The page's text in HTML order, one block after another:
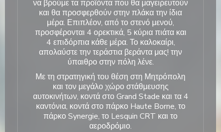
να βρούμε τα προϊόντα που θα μαγειρευτούν
και θα προσφερθούν στην πλάκα την ίδια
μέρα. Επιπλέον, από το στενό μενού,
προσφέρονται 4 ορεκτικά, 5 κύρια πιάτα και
4 επιδόρπια κάθε μέρα. Το καλοκαίρι,
απολαύστε την τεράστια βεράντα μας! την
ύπαιθρο στην πόλη λένε.
Με τη στρατηγική του θέση στη Μητρόπολη
και τον μεγάλο χώρο στάθμευσης
αυτοκινήτων, κοντά στο Grand Stade και τα 4
καντόνια, κοντά στο πάρκο Haute Borne, το
πάρκο Synergie, το Lesquin CRT και το
αεροδρόμιο.